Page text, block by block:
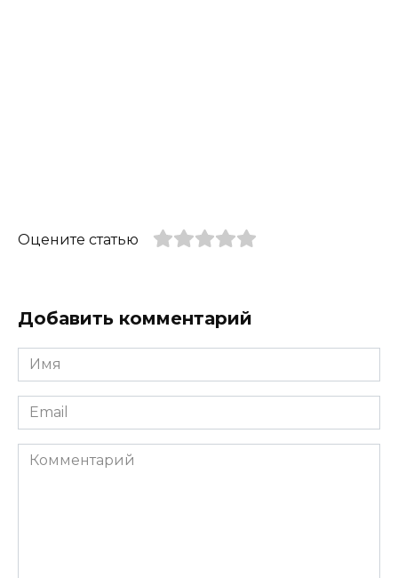
Оцените статью
Добавить комментарий
Имя
*
Email
*
Комментарий